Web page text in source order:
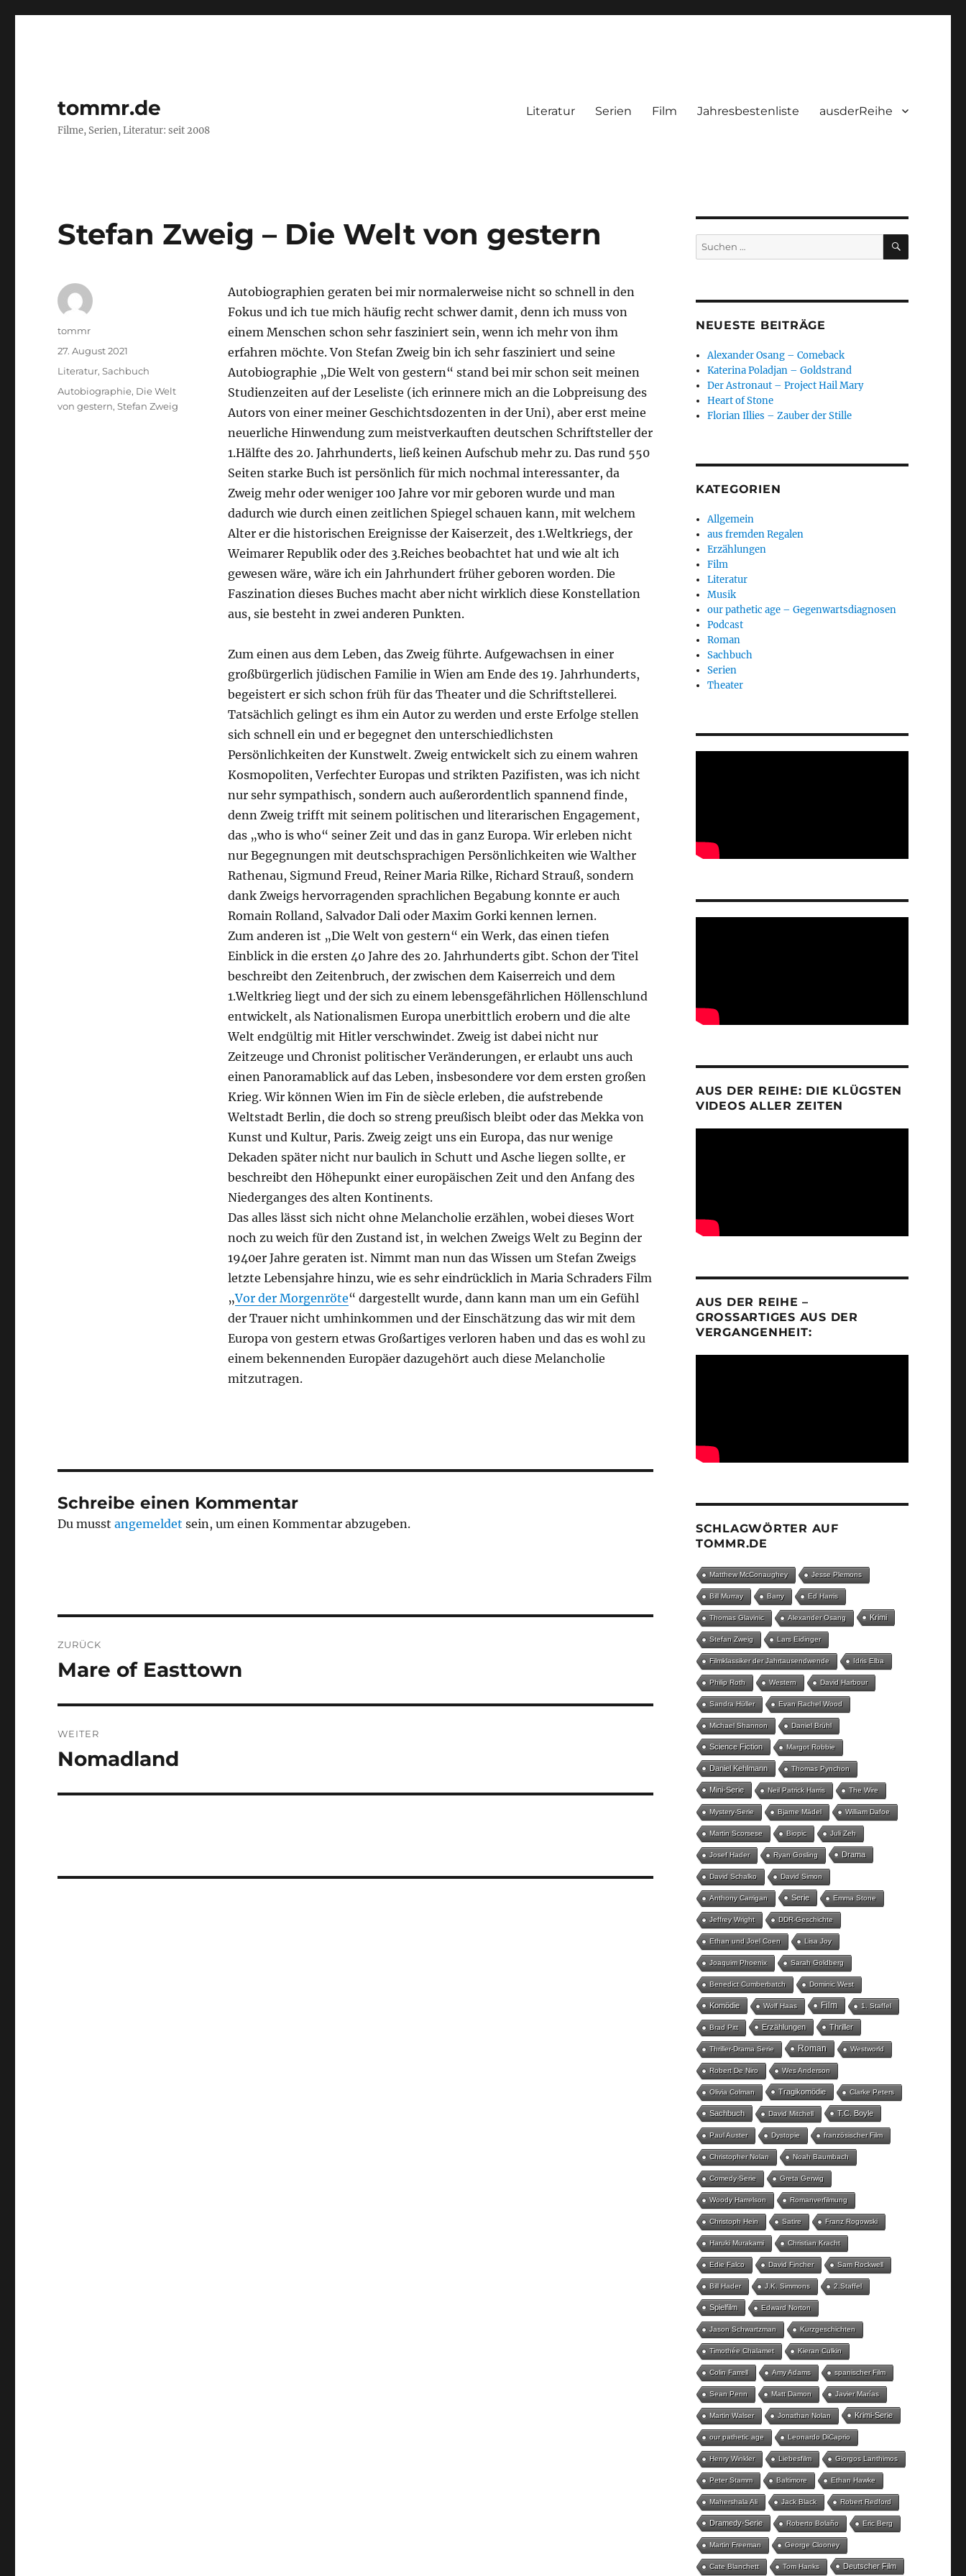
tommr.de
Filme, Serien, Literatur: seit 2008
Literatur Serien Film Jahresbestenliste ausderReihe
Stefan Zweig – Die Welt von gestern
Autobiographien geraten bei mir normalerweise nicht so schnell in den
Fokus und ich tue mich häufig recht schwer damit, denn ich muss von
einem Menschen schon sehr fasziniert sein, wenn ich mehr von ihm
erfahren möchte. Von Stefan Zweig bin ich sehr fasziniert und seine
Autobiographie „Die Welt von gestern“ stand bei mir schon seit meinen
Studienzeiten auf der Leseliste (ich erinnere mich an die Lobpreisung des
Autors von einer meiner Geschichtsdozenten in der Uni), aber erst meine
neuerliche Hinwendung zum meistverkauften deutschen Schriftsteller der
1.Hälfte des 20. Jahrhunderts, ließ keinen Aufschub mehr zu. Das rund 550
Seiten starke Buch ist persönlich für mich nochmal interessanter, da
Zweig mehr oder weniger 100 Jahre vor mir geboren wurde und man
dadurch wie durch einen zeitlichen Spiegel schauen kann, mit welchem
Alter er die historischen Ereignisse der Kaiserzeit, des 1.Weltkriegs, der
Weimarer Republik oder des 3.Reiches beobachtet hat und wie alt ich
gewesen wäre, wäre ich ein Jahrhundert früher geboren worden. Die
Faszination dieses Buches macht aber nicht wirklich diese Konstellation
aus, sie besteht in zwei anderen Punkten.
Zum einen aus dem Leben, das Zweig führte. Aufgewachsen in einer
großbürgerlich jüdischen Familie in Wien am Ende des 19. Jahrhunderts,
begeistert er sich schon früh für das Theater und die Schriftstellerei.
Tatsächlich gelingt es ihm ein Autor zu werden und erste Erfolge stellen
sich schnell ein und er begegnet den unterschiedlichsten
Persönlichkeiten der Kunstwelt. Zweig entwickelt sich zu einem wahren
Kosmopoliten, Verfechter Europas und strikten Pazifisten, was ich nicht
nur sehr sympathisch, sondern auch außerordentlich spannend finde,
denn Zweig trifft mit seinem politischen und literarischen Engagement,
das „who is who“ seiner Zeit und das in ganz Europa. Wir erleben nicht
nur Begegnungen mit deutschsprachigen Persönlichkeiten wie Walther
Rathenau, Sigmund Freud, Reiner Maria Rilke, Richard Strauß, sondern
dank Zweigs hervorragenden sprachlichen Begabung konnte er auch
Romain Rolland, Salvador Dali oder Maxim Gorki kennen lernen.
Zum anderen ist „Die Welt von gestern“ ein Werk, das einen tiefen
Einblick in die ersten 40 Jahre des 20. Jahrhunderts gibt. Schon der Titel
beschreibt den Zeitenbruch, der zwischen dem Kaiserreich und dem
1.Weltkrieg liegt und der sich zu einem lebensgefährlichen Höllenschlund
entwickelt, als Nationalismen Europa unerbittlich erobern und die alte
Welt endgültig mit Hitler verschwindet. Zweig ist dabei nicht nur
Zeitzeuge und Chronist politischer Veränderungen, er erlaubt uns auch
einen Panoramablick auf das Leben, insbesondere vor dem ersten großen
Krieg. Wir können Wien im Fin de siècle erleben, die aufstrebende
Weltstadt Berlin, die doch so streng preußisch bleibt oder das Mekka von
Kunst und Kultur, Paris. Zweig zeigt uns ein Europa, das nur wenige
Dekaden später nicht nur baulich in Schutt und Asche liegen sollte, er
beschreibt den Höhepunkt einer europäischen Zeit und den Anfang des
Niederganges des alten Kontinents.
Das alles lässt sich nicht ohne Melancholie erzählen, wobei dieses Wort
noch zu weich für den Zustand ist, in welchen Zweigs Welt zu Beginn der
1940er Jahre geraten ist. Nimmt man nun das Wissen um Stefan Zweigs
letzte Lebensjahre hinzu, wie es sehr eindrücklich in Maria Schraders Film
„Vor der Morgenröte“ dargestellt wurde, dann kann man um ein Gefühl
der Trauer nicht umhinkommen und der Einschätzung das wir mit dem
Europa von gestern etwas Großartiges verloren haben und das es wohl zu
einem bekennenden Europäer dazugehört auch diese Melancholie
mitzutragen.
Autor
tommr
Veröffentlicht
am
27. August 2021
Kategorien
Literatur,Sachbuch
Schlagwörter
Autobiographie, Die Welt
von gestern,Stefan Zweig
Schreibe einen Kommentar
Du musstangemeldet sein, um einen Kommentar abzugeben.
ZURÜCK
Vorheriger
Mare of Easttown
WEITER
Nächster
Nomadland
Suchen
nach:
SUCHEN
NEUESTE BEITRÄGE
Alexander Osang – Comeback
Katerina Poladjan – Goldstrand
Der Astronaut – Project Hail Mary
Heart of Stone
Florian Illies – Zauber der Stille
KATEGORIEN
Allgemein
aus fremden Regalen
Erzählungen
Film
Literatur
Musik
our pathetic age – Gegenwartsdiagnosen
Podcast
Roman
Sachbuch
Serien
Theater
AUS DER REIHE: DIE KLÜGSTEN
VIDEOS ALLER ZEITEN
AUS DER REIHE –
GROSSARTIGES AUS DER V
ERGANGENHEIT:
SCHLAGWÖRTER AUF
TOMMR.DE
Matthew McConaughey Jesse Plemons
Bill Murray Barry Ed Harris
Thomas Glavinic Alexander Osang Krimi
Stefan Zweig Lars Eidinger
Filmklassiker der Jahrtausendwende Idris Elba
Philip Roth Western David Harbour
Sandra Hüller Evan Rachel Wood
Michael Shannon Daniel Brühl
Science Fiction Margot Robbie
Daniel Kehlmann Thomas Pynchon
Mini-Serie Neil Patrick Harris The Wire
Mystery-Serie Bjarne Mädel William Dafoe
Martin Scorsese Biopic Juli Zeh
Josef Hader Ryan Gosling Drama
David Schalko David Simon
Anthony Carrigan Serie Emma Stone
Jeffrey Wright DDR-Geschichte
Ethan und Joel Coen Lisa Joy
Joaquim Phoenix Sarah Goldberg
Benedict Cumberbatch Dominic West
Komödie Wolf Haas Film 1. Staffel
Brad Pitt Erzählungen Thriller
Thriller-Drama Serie Roman Westworld
Robert De Niro Wes Anderson
Olivia Colman Tragikomödie Clarke Peters
Sachbuch David Mitchell T.C. Boyle
Paul Auster Dystopie französischer Film
Christopher Nolan Noah Baumbach
Comedy-Serie Greta Gerwig
Woody Harrelson Romanverfilmung
Christoph Hein Satire Franz Rogowski
Haruki Murakami Christian Kracht
Edie Falco David Fincher Sam Rockwell
Bill Hader J.K. Simmons 2.Staffel
Spielfilm Edward Norton
Jason Schwartzman Kurzgeschichten
Timothée Chalamet Kieran Culkin
Colin Farrell Amy Adams spanischer Film
Sean Penn Matt Damon Javier Marías
Martin Walser Jonathan Nolan Krimi-Serie
our pathetic age Leonardo DiCaprio
Henry Winkler Liebesfilm Giorgos Lanthimos
Peter Stamm Baltimore Ethan Hawke
Mahershala Ali Jack Black Robert Redford
Dramedy-Serie Roberto Bolaño Eric Berg
Martin Freeman George Clooney
Cate Blanchett Tom Hanks Deutscher Film